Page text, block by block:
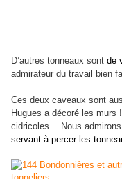
D’autres tonneaux sont de
admirateur du travail bien
Ces deux caveaux sont
Hugues a décoré les
cidricoles… Nous
servant à percer les